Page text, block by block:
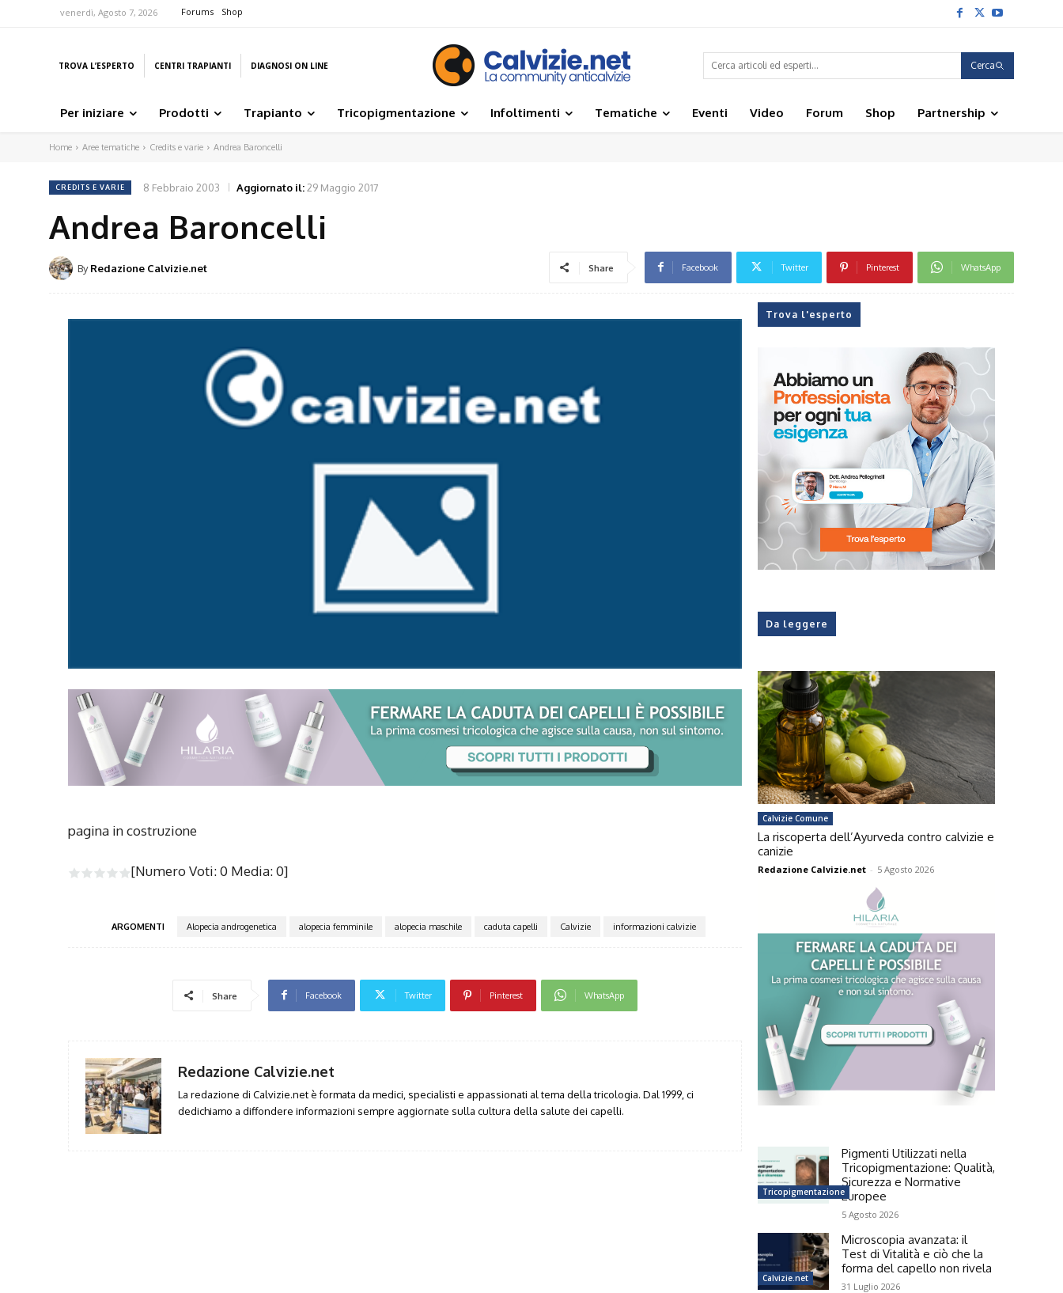
venerdì, Agosto 7, 2026 Forums Shop
TROVA L’ESPERTO CENTRI TRAPIANTI DIAGNOSI ON LINE Cerca
Per iniziare Prodotti Trapianto Tricopigmentazione Infoltimenti Tematiche Eventi Video Forum Shop Partnership
Home Aree tematiche Credits e varie Andrea Baroncelli
CREDITS E VARIE 8 Febbraio 2003 Aggiornato il:29 Maggio 2017
Andrea Baroncelli
By Redazione Calvizie.net Share Facebook Twitter Pinterest WhatsApp
pagina in costruzione
[Numero Voti:0 Media:0]
ARGOMENTI Alopecia androgenetica alopecia femminile alopecia maschile caduta capelli Calvizie informazioni calvizie
Share Facebook Twitter Pinterest WhatsApp
Redazione Calvizie.net
La redazione di Calvizie.net è formata da medici, specialisti e appassionati al tema della tricologia. Dal 1999, ci
dedichiamo a diffondere informazioni sempre aggiornate sulla cultura della salute dei capelli.
Trova l'esperto
Da leggere
Calvizie Comune
La riscoperta dell’Ayurveda contro calvizie e
canizie
Redazione Calvizie.net - 5 Agosto 2026
Tricopigmentazione
Pigmenti Utilizzati nella
Tricopigmentazione: Qualità,
Sicurezza e Normative
Europee
5 Agosto 2026
Calvizie.net
Microscopia avanzata: il
Test di Vitalità e ciò che la
forma del capello non rivela
31 Luglio 2026